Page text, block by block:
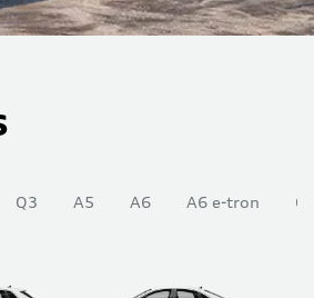
Q3 A5 A6 A6 e-tron